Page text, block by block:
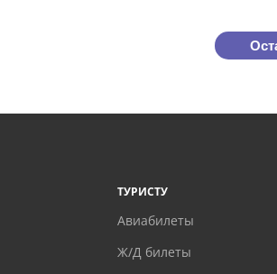
ТУРИСТУ
Авиабилеты
Ж/Д билеты